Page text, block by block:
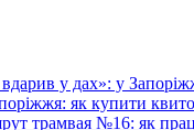
у дах»: у
як купити
трамвая №16: як